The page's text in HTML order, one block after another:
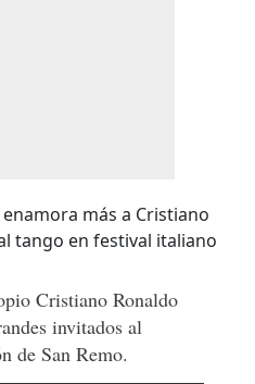
Cristiano Ronaldo
invitados al
de San Remo.